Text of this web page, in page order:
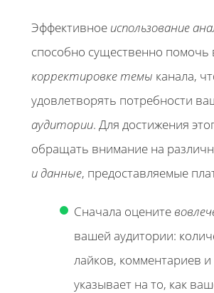
Эффективное использование
способно существенно помочь
корректировке темы канала,
удовлетворять потребности
аудитории. Для достижения
обращать внимание на
и данные, предоставляемые
Сначала оцените
вашей аудитории:
лайков, комментариев
указывает на то, как